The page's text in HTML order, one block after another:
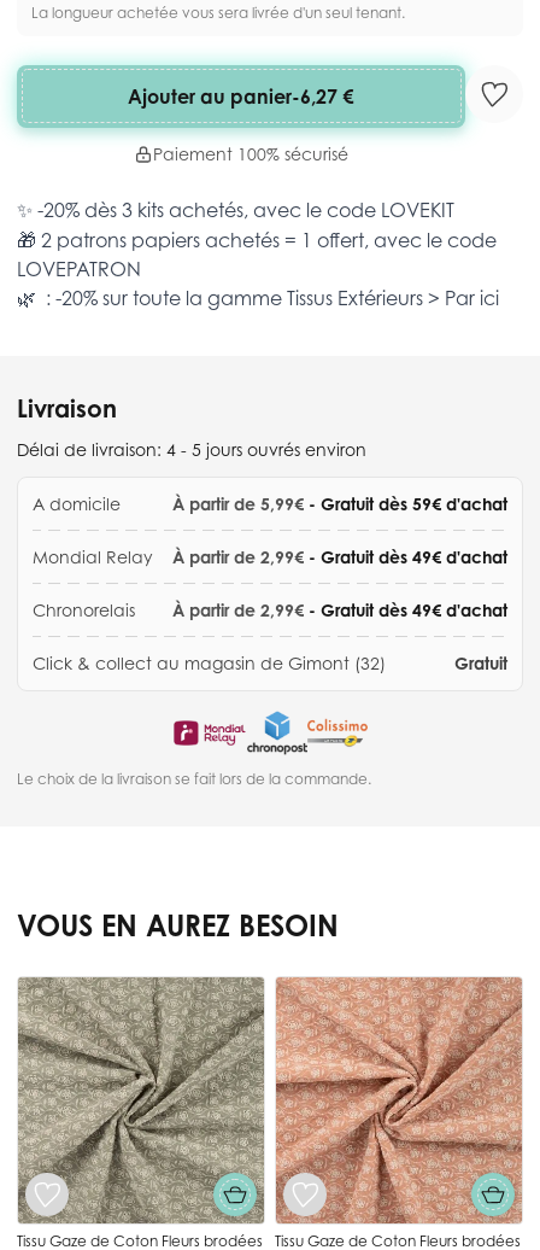
La longueur achetée vous sera livrée d'un seul tenant.
Ajouter au panier-6,27 €
Paiement 100% sécurisé
✨ -20% dès 3 kits achetés, avec le code LOVEKIT
🎁 2 patrons papiers achetés = 1 offert, avec le code
LOVEPATRON
🌿 : -20% sur toute la gamme Tissus Extérieurs > Par ici
Livraison
Délai de livraison: 4 - 5 jours ouvrés environ
A domicile À partir de 5,99€ - Gratuit dès 59€ d'achat
Mondial Relay À partir de 2,99€ - Gratuit dès 49€ d'achat
Chronorelais À partir de 2,99€ - Gratuit dès 49€ d'achat
Click & collect au magasin de Gimont (32) Gratuit
Le choix de la livraison se fait lors de la commande.
VOUS EN AUREZ BESOIN
Press to skip carousel
Tissu Gaze de Coton Fleurs brodées
Tissu Gaze de Coton Fleurs brodées